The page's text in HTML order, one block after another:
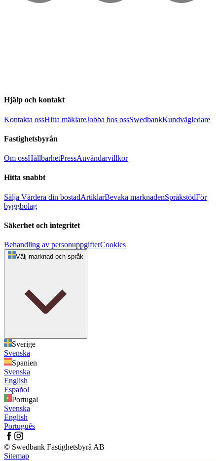
Hjälp och kontakt
Kontakta ossHitta mäklareJobba hos ossSwedbankKundvägledare
Fastighetsbyrån
Om ossHållbarhetPressAnvändarvillkor
Hitta snabbt
Sälja Värdera din bostadArtiklarBevaka marknadenSpråkstödFör
byggbolag
Säkerhet och integritet
Behandling av personuppgifterCookies
Välj marknad och språk
Sverige
Svenska
Spanien
Svenska
English
Español
Portugal
Svenska
English
Português
© Swedbank Fastighetsbyrå AB
Sitemap